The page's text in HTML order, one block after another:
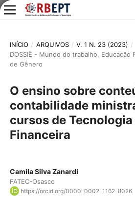
INÍCIO / ARQUIVOS / V. 1 N. 23 (2023) /
DOSSIÊ - Mundo do trabalho, Educação
de Gênero
O ensino sobre
contabilidade
cursos de Tecnologia
Financeira
Camila Silva Zanardi
FATEC-Osasco
https://orcid.org/0000-0002-1162-8026